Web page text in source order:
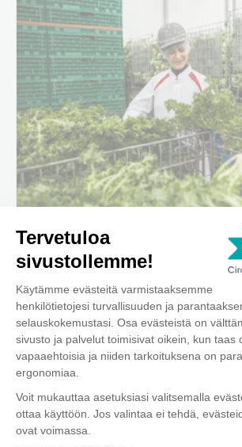
ALUE
Elintarvikealan työvaatteet
Tutustu